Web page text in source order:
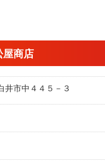
商店
市中４４５－３